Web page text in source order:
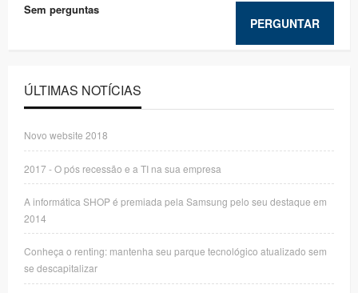
PERGUNTAR
Sem perguntas
ÚLTIMAS NOTÍCIAS
Novo website 2018
2017 - O pós recessão e a TI na sua empresa
A informática SHOP é premiada pela Samsung pelo seu destaque em
2014
Conheça o renting: mantenha seu parque tecnológico atualizado sem
se descapitalizar